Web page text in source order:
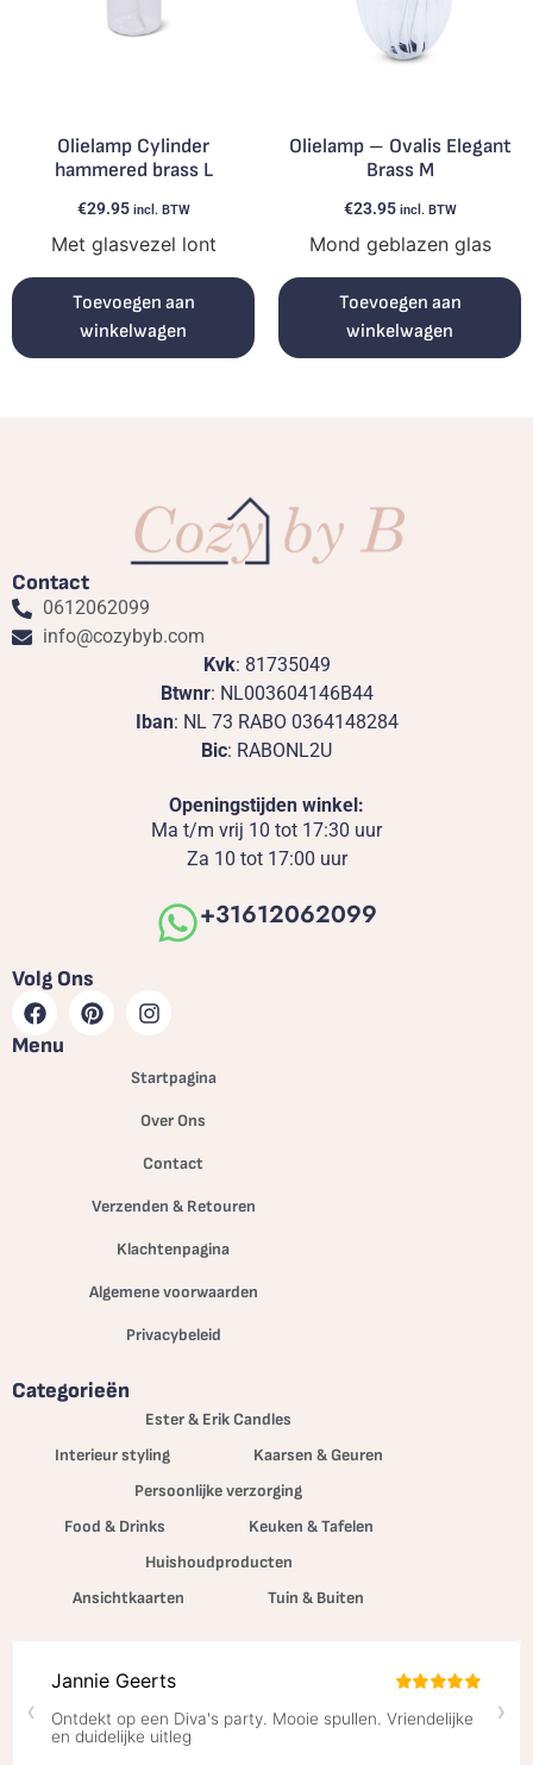
Olielamp Cylinder
hammered brass L
€29.95 incl. BTW
Met glasvezel lont
Toevoegen aan
winkelwagen
Olielamp – Ovalis Elegant
Brass M
€23.95 incl. BTW
Mond geblazen glas
Toevoegen aan
winkelwagen
Contact
0612062099
info@cozybyb.com
Kvk: 81735049
Btwnr: NL003604146B44
Iban: NL 73 RABO 0364148284
Bic: RABONL2U
Openingstijden winkel:
Ma t/m vrij 10 tot 17:30 uur
Za 10 tot 17:00 uur
+31612062099
Volg Ons
Menu
Startpagina
Over Ons
Contact
Verzenden & Retouren
Klachtenpagina
Algemene voorwaarden
Privacybeleid
Categorieën
Ester & Erik Candles
Interieur styling
Kaarsen & Geuren
Persoonlijke verzorging
Food & Drinks
Keuken & Tafelen
Huishoudproducten
Ansichtkaarten
Tuin & Buiten